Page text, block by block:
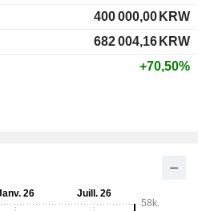
400 000,00 KRW
682 004,16 KRW
+70,50%